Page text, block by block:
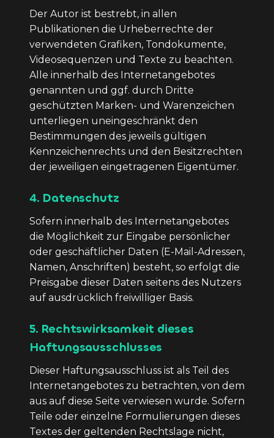
Der Autor ist bestrebt, in allen
Publikationen die Urheberrechte der
verwendeten Grafiken, Tondokumente,
Videosequenzen und Texte zu beachten.
Alle innerhalb des Internetangebotes
genannten und ggf. durch Dritte
geschützten Marken- und Warenzeichen
unterliegen uneingeschränkt den
Bestimmungen des jeweils gültigen
Kennzeichenrechts und den Besitzrechten
der jeweiligen eingetragenen Eigentümer.
4. Datenschutz
Sofern innerhalb des Internetangebotes
die Möglichkeit zur Eingabe persönlicher
oder geschäftlicher Daten (E-Mail-Adressen,
Namen, Anschriften) besteht, so erfolgt die
Preisgabe dieser Daten seitens des Nutzers
auf ausdrücklich freiwilliger Basis.
5. Rechtswirksamkeit dieses
Haftungsausschlusses
Dieser Haftungsausschluss ist als Teil des
Internetangebotes zu betrachten, von dem
aus auf diese Seite verwiesen wurde. Sofern
Teile oder einzelne Formulierungen dieses
Textes der geltenden Rechtslage nicht,